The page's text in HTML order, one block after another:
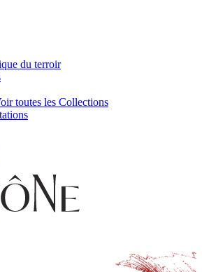
du terroir
toutes les Collections